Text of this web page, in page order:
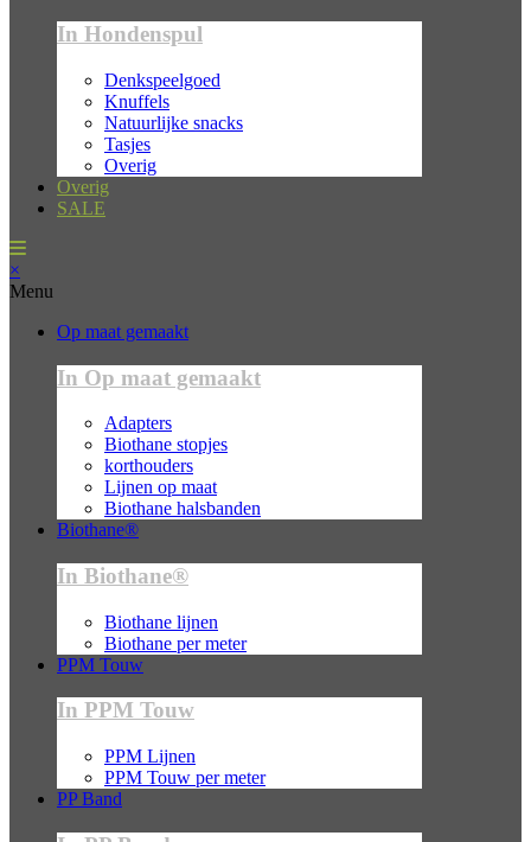
In Hondenspul
Denkspeelgoed
Knuffels
Natuurlijke snacks
Tasjes
Overig
Overig
SALE
×
Menu
Op maat gemaakt
In Op maat gemaakt
Adapters
Biothane stopjes
korthouders
Lijnen op maat
Biothane halsbanden
Biothane®
In Biothane®
Biothane lijnen
Biothane per meter
PPM Touw
In PPM Touw
PPM Lijnen
PPM Touw per meter
PP Band